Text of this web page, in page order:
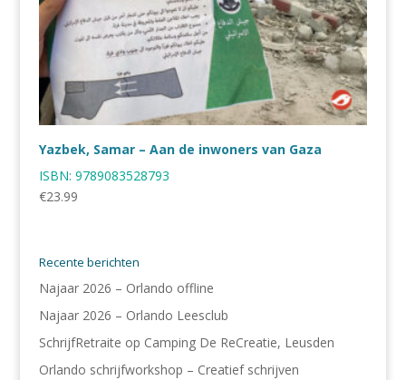
Yazbek, Samar – Aan de inwoners van Gaza
ISBN: 9789083528793
€23.99
Recente berichten
Najaar 2026 – Orlando offline
Najaar 2026 – Orlando Leesclub
SchrijfRetraite op Camping De ReCreatie, Leusden
Orlando schrijfworkshop – Creatief schrijven